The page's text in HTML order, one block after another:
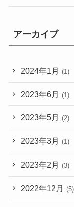
アーカイブ
2024年1月 (1)
2023年6月 (1)
2023年5月 (2)
2023年3月 (1)
2023年2月 (3)
2022年12月 (5)